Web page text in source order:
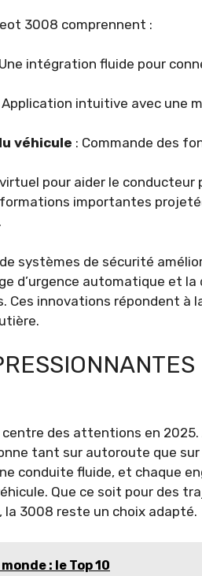
3008 comprennent :
intégration fluide pour
Application intuitive avec une
véhicule : Commande des
pour aider le conducteur
importantes
systèmes de sécurité
d’urgence automatique et
Ces innovations répondent à
des attentions en 2025.
tant sur autoroute que
conduite fluide, et chaque
Que ce soit pour des
la 3008 reste un choix adapté.
: le Top 10